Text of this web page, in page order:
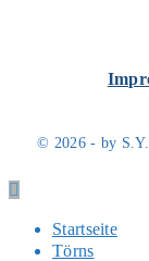
© 2026 - by
Startseite
Törns